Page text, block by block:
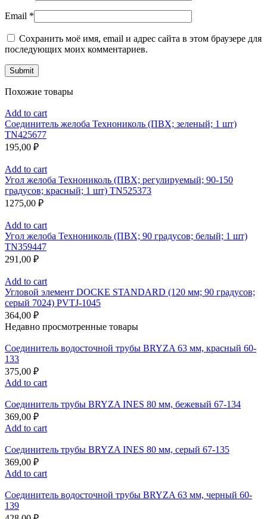
Email *
Сохранить моё имя, email и адрес сайта в этом браузере для
последующих моих комментариев.
Похожие товары
Add to cart
Соединитель желоба Технониколь (ПВХ; зеленый; 1 шт)
TN425677
195,00 ₽
Add to cart
Угол желоба Технониколь (ПВХ; регулируемый; 90-150
градусов; красный; 1 шт) TN525373
1275,00 ₽
Add to cart
Угол желоба Технониколь (ПВХ; 90 градусов; белый; 1 шт)
TN359447
291,00 ₽
Add to cart
Угловой элемент DOCKE STANDARD (120 мм; 90 градусов;
серый 7024) PVTJ-1045
364,00 ₽
Недавно просмотренные товары
Соединитель водосточной трубы BRYZA 63 мм, краcный 60-
133
375,00 ₽
Add to cart
Соединитель трубы BRYZA INES 80 мм, бежевый 67-134
369,00 ₽
Add to cart
Соединитель трубы BRYZA INES 80 мм, серый 67-135
369,00 ₽
Add to cart
Соединитель водосточной трубы BRYZA 63 мм, черный 60-
139